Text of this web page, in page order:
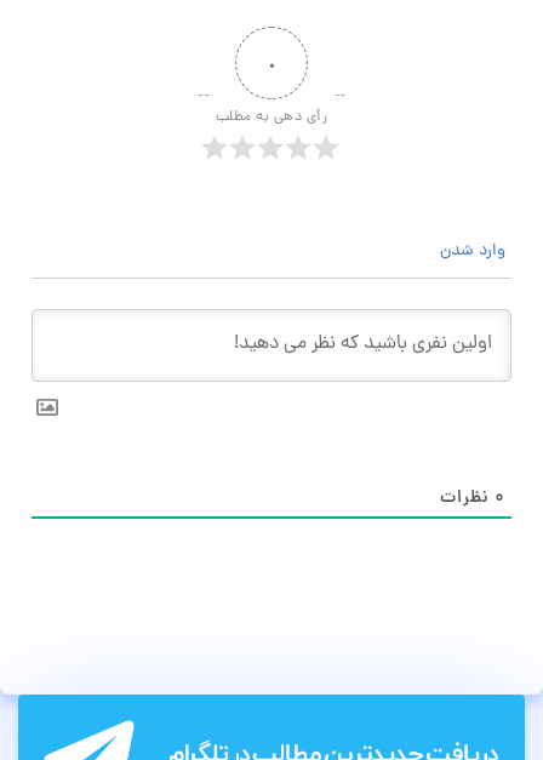
۰
رأی دهی به مطلب
وارد شدن
۰ نظرات